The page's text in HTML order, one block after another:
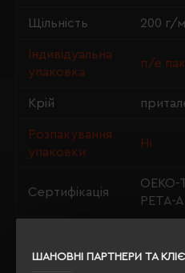
ШАНОВНІ ПАРТНЕРИ ТА
Щільність 200 г/
Індивідуальна
упаковка
п/е
Крій
Розпакування
упаковки
Ні
Сертифікація
OEKO-
PETA-
флісу